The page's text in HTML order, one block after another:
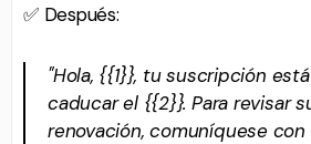
✅ Después:
"Hola, {{1}}, tu suscripción
caducar el {{2}}. Para revisar
renovación, comuníquese